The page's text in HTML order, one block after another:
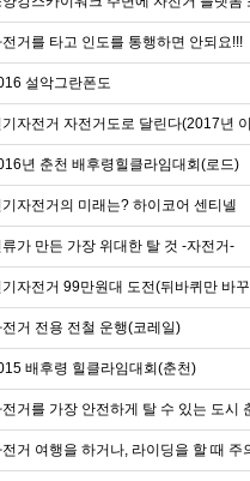
거를 타고 인도를 통행하면 안되요!!!
설악그란폰도
기자전거 자전거도로 달린다(2017년
년 춘천 배후령힐클라임대회(로드)
기자전거의 미래는? 하이코어 센티넬
류가 만든 가장 위대한 탈 것 -자전거-
기자전거 99만원대 도전(뒤바퀴만 바
거 전용 전철 운행(코레일)
배후령 힐클라임대회(춘천)
거를 가장 안전하게 탈 수 있는 도시
거 여행을 하거나, 라이딩을 할 때 주